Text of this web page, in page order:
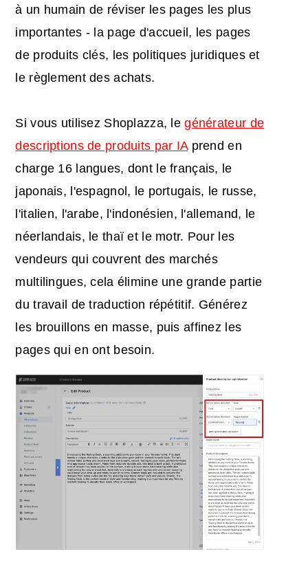
à un humain de réviser les pages les plus
importantes - la page d'accueil, les pages
de produits clés, les politiques juridiques et
le règlement des achats.
Si vous utilisez Shoplazza, legénérateur de
descriptions de produits par IAprend en
charge 16 langues, dont le français, le
japonais, l'espagnol, le portugais, le russe,
l'italien, l'arabe, l'indonésien, l'allemand, le
néerlandais, le thaï et le motr. Pour les
vendeurs qui couvrent des marchés
multilingues, cela élimine une grande partie
du travail de traduction répétitif. Générez
les brouillons en masse, puis affinez les
pages qui en ont besoin.